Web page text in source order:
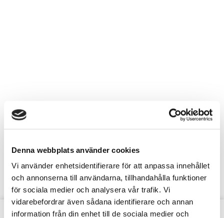
Denna webbplats använder cookies
Vi använder enhetsidentifierare för att anpassa innehållet
och annonserna till användarna, tillhandahålla funktioner
för sociala medier och analysera vår trafik. Vi
vidarebefordrar även sådana identifierare och annan
information från din enhet till de sociala medier och